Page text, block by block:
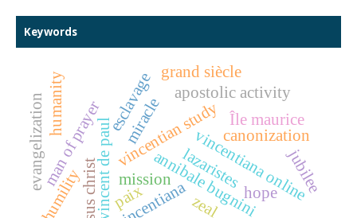
Keywords
vincentianaannibale bugnini
vincentian studyvincentiana online
vincent de paul canonization
miracle
man of prayer
apostolic activity
jesus christ
humility
esclavage Île maurice
lazaristes
evangelization
hope
humanity
jubilee
mission
zeal
grand siècle
paix